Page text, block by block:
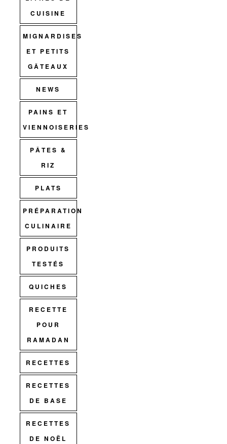
CUISINE
MIGNARDISES
ET PETITS
GÂTEAUX
NEWS
PAINS ET
VIENNOISERIES
PÂTES &
RIZ
PLATS
PRÉPARATION
CULINAIRE
PRODUITS
TESTÉS
QUICHES
RECETTE
POUR
RAMADAN
RECETTES
RECETTES
DE BASE
RECETTES
DE NOËL